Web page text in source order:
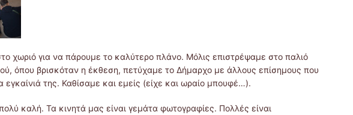
χωριό για να πάρουμε το καλύτερο πλάνο. Μόλις επιστρέψαμε στο παλιό
όπου βρισκόταν η έκθεση, πετύχαμε το Δήμαρχο με άλλους επίσημους που
εγκαίνιά της. Καθίσαμε και εμείς (είχε και ωραίο μπουφέ…).
καλή. Τα κινητά μας είναι γεμάτα φωτογραφίες. Πολλές είναι